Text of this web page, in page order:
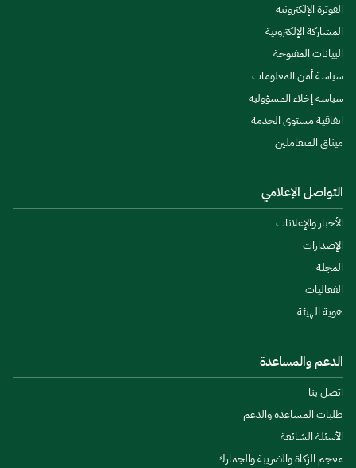
الفوترة الإلكترونية
المشاركة الإلكترونية
البيانات المفتوحة
سياسة أمن المعلومات
سياسة إخلاء المسؤولية
اتفاقية مستوى الخدمة
ميثاق المتعاملين
التواصل الإعلامي
الأخبار والإعلانات
الإصدارات
المجلة
الفعاليات
هوية الهيئة
الدعم والمساعدة
اتصل بنا
طلبات المساعدة والدعم
الأسئلة الشائعة
معجم الزكاة والضريبة والجمارك